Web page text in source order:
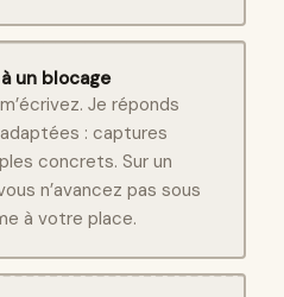
un blocage
Je réponds
: captures
concrets. Sur un
n’avancez pas sous
à votre place.